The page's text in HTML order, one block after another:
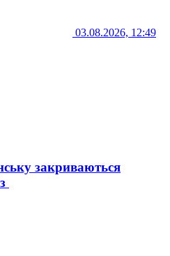
03.08.2026, 12:49
закриваються